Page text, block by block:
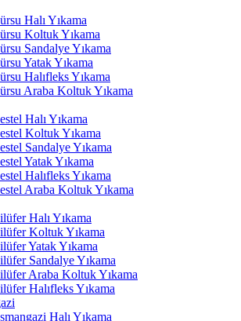
Halı Yıkama
Koltuk Yıkama
Sandalye Yıkama
Yatak Yıkama
Halıfleks Yıkama
Araba Koltuk Yıkama
Halı Yıkama
Koltuk Yıkama
Sandalye Yıkama
Yatak Yıkama
Halıfleks Yıkama
Araba Koltuk Yıkama
Halı Yıkama
Koltuk Yıkama
Yatak Yıkama
Sandalye Yıkama
Araba Koltuk Yıkama
Halıfleks Yıkama
Halı Yıkama